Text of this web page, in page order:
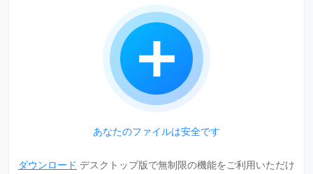
あなたのファイルは安全です
ダウンロード デスクトップ版で無制限の機能をご利用いただけ